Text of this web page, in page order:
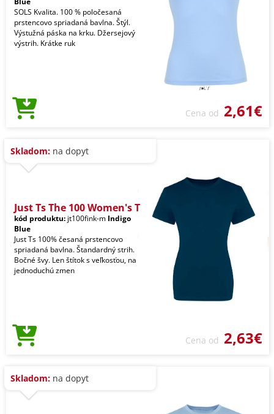
SOLS Kvalita. 100 % poločesaná
prstencovo spriadaná bavlna. Štýl.
Výstužná páska na krku. Džersejový
výstrih. Krátke ruk
Cena od 2,61€
Skladom: na dopyt
Just Ts The 100 Women's T
kód produktu: jt100fink-m Indigo
Blue
Just Ts 100% česaná prstencovo
spriadaná bavlna. Štandardný strih.
Bočné švy. Len štítok s veľkosťou, na
jednoduchú zmen
Cena od 2,63€
Skladom: na dopyt